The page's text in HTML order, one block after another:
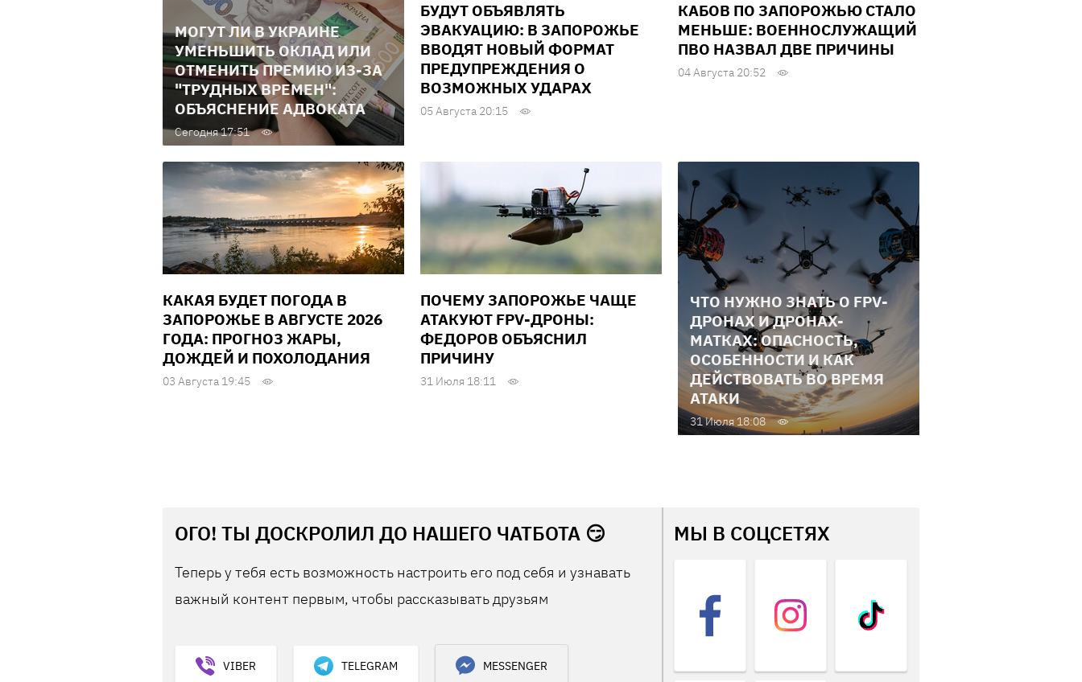
МОГУТ ЛИ В УКРАИНЕ
УМЕНЬШИТЬ ОКЛАД ИЛИ
ОТМЕНИТЬ ПРЕМИЮ ИЗ-ЗА
"ТРУДНЫХ ВРЕМЕН":
ОБЪЯСНЕНИЕ АДВОКАТА
Сегодня 17:51
БУДУТ ОБЪЯВЛЯТЬ
ЭВАКУАЦИЮ: В ЗАПОРОЖЬЕ
ВВОДЯТ НОВЫЙ ФОРМАТ
ПРЕДУПРЕЖДЕНИЯ О
ВОЗМОЖНЫХ УДАРАХ
05 Августа 20:15
КАБОВ ПО ЗАПОРОЖЬЮ СТАЛО
МЕНЬШЕ: ВОЕННОСЛУЖАЩИЙ
ПВО НАЗВАЛ ДВЕ ПРИЧИНЫ
04 Августа 20:52
КАКАЯ БУДЕТ ПОГОДА В
ЗАПОРОЖЬЕ В АВГУСТЕ 2026
ГОДА: ПРОГНОЗ ЖАРЫ,
ДОЖДЕЙ И ПОХОЛОДАНИЯ
03 Августа 19:45
ПОЧЕМУ ЗАПОРОЖЬЕ ЧАЩЕ
АТАКУЮТ FPV-ДРОНЫ:
ФЕДОРОВ ОБЪЯСНИЛ
ПРИЧИНУ
31 Июля 18:11
ЧТО НУЖНО ЗНАТЬ О FPV-
ДРОНАХ И ДРОНАХ-
МАТКАХ: ОПАСНОСТЬ,
ОСОБЕННОСТИ И КАК
ДЕЙСТВОВАТЬ ВО ВРЕМЯ
АТАКИ
31 Июля 18:08
ОГО! ТЫ ДОСКРОЛИЛ ДО НАШЕГО ЧАТБОТА 😏
Теперь у тебя есть возможность настроить его под себя и узнавать
важный контент первым, чтобы рассказывать друзьям
VIBER TELEGRAM MESSENGER
МЫ В СОЦСЕТЯХ